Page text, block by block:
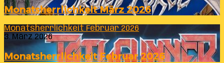
Monatsherrlichkeit März 2026
Monatsherrlichkeit Februar 2026
3. März 2026
Monatsherrlichkeit Februar 2026